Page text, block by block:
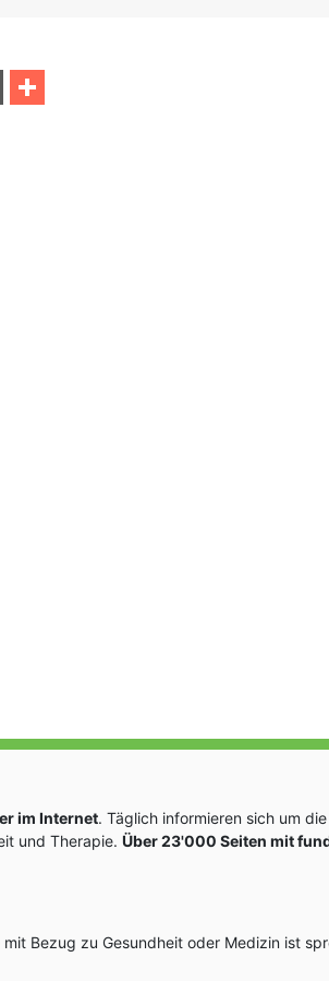
im Internet. Täglich informieren sich um die
und Therapie. Über 23'000 Seiten mit
Bezug zu Gesundheit oder Medizin ist